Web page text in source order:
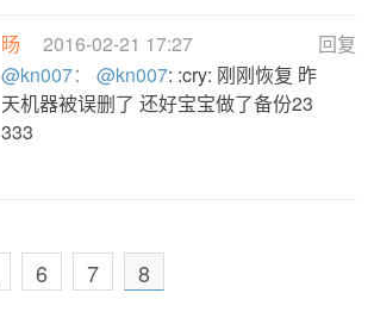
回复
旸
2016-02-21 17:27
@kn007： @kn007: :cry: 刚刚恢复 昨
天机器被误删了 还好宝宝做了备份23
333
6 7 8